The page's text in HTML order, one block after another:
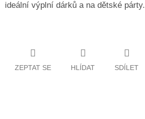
ideální výplní dárků a na dětské párty.
ZEPTAT SE HLÍDAT SDÍLET